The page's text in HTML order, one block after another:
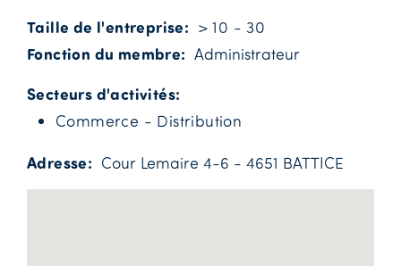
Taille de l'entreprise > 10 - 30
Fonction du membre Administrateur
Secteurs d'activités
Commerce - Distribution
Adresse Cour Lemaire 4-6 - 4651 BATTICE